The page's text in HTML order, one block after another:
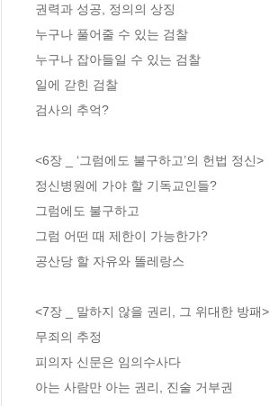
권력과 성공, 정의의 상징
누구나 풀어줄 수 있는 검찰
누구나 잡아들일 수 있는 검찰
일에 갇힌 검찰
검사의 추억?
<6장 _ ‘그럼에도 불구하고’의 헌법 정신>
정신병원에 가야 할 기독교인들?
그럼에도 불구하고
그럼 어떤 때 제한이 가능한가?
공산당 할 자유와 똘레랑스
<7장 _ 말하지 않을 권리, 그 위대한 방패>
무죄의 추정
피의자 신문은 임의수사다
아는 사람만 아는 권리, 진술 거부권